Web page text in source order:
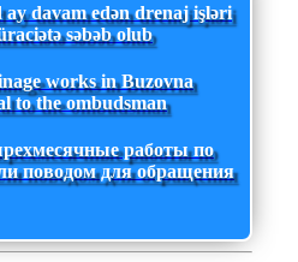
davam edən drenaj işləri
səbəb olub
works in Buzovna
to the ombudsman
работы по
поводом для обращения